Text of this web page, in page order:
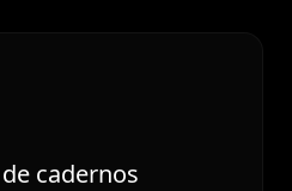
cadernos